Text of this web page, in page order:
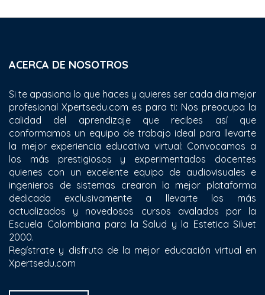
ACERCA DE NOSOTROS
Si te apasiona lo que haces y quieres ser cada dia mejor
profesional Xpertsedu.com es para ti: Nos preocupa la
calidad del aprendizaje que recibes así que
conformamos un equipo de trabajo ideal para llevarte
la mejor experiencia educativa virtual: Convocamos a
los más prestigiosos y experimentados docentes
quienes con un excelente equipo de audiovisuales e
ingenieros de sistemas crearon la mejor plataforma
dedicada exclusivamente a llevarte los más
actualizados y novedosos cursos avalados por la
Escuela Colombiana para la Salud y la Estetica Siluet
2000.
Regístrate y disfruta de la mejor educación virtual en
Xpertsedu.com